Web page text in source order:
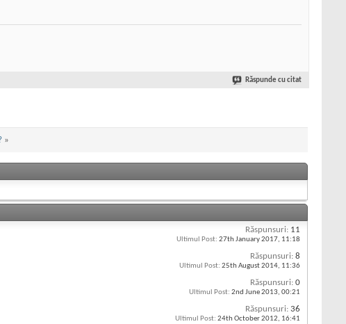
Răspunde cu citat
»
Răspunsuri: 11
Ultimul Post: 27th January 2017, 11:18
Răspunsuri: 8
Ultimul Post: 25th August 2014, 11:36
Răspunsuri: 0
Ultimul Post: 2nd June 2013, 00:21
Răspunsuri: 36
Ultimul Post: 24th October 2012, 16:41